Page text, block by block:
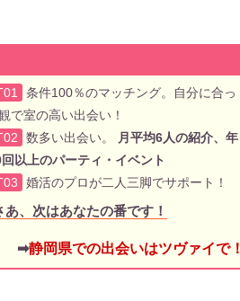
条件100％のマッチング。自分に合っ
で室の高い出会い！
数多い出会い。
月平均6人の紹介、年
以上のパーティ・イベント
婚活のプロが二人三脚でサポート！
、次はあなたの番です！
➡静岡県での出会いはツヴァイで！